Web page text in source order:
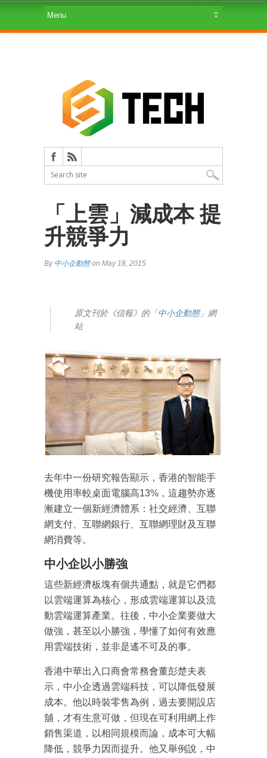
「上雲」減成本 提
升競爭力
By 中小企動態on May 18, 2015
原文刊於《信報》的「中小企動態」 網
站
去年中一份研究報告顯示，香港的智能手
機使用率較桌面電腦高13%，這趨勢亦逐
漸建立一個新經濟體系：社交經濟、互聯
網支付、互聯網銀行、互聯網理財及互聯
網消費等。
中小企以小勝強
這些新經濟板塊有個共通點，就是它們都
以雲端運算為核心，形成雲端運算以及流
動雲端運算產業。往後，中小企業要做大
做強，甚至以小勝強，學懂了如何有效應
用雲端技術，並非是遙不可及的事。
香港中華出入口商會常務會董彭楚夫表
示，中小企透過雲端科技，可以降低發展
成本。他以時裝零售為例，過去要開設店
舖，才有生意可做，但現在可利用網上作
銷售渠道，以相同規模而論，成本可大幅
降低，競爭力因而提升。他又舉例說，中